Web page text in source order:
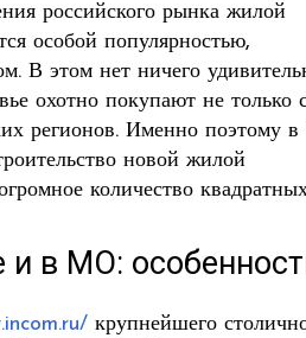
российского рынка жилой
особой популярностью,
В этом нет ничего
охотно покупают не только
регионов. Именно поэтому
новой жилой
количество
в МО:
крупнейшего